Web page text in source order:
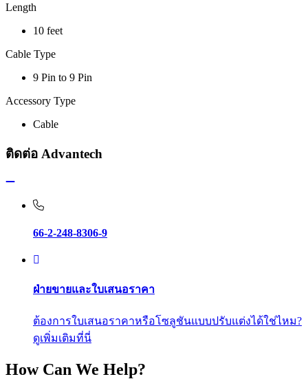
Length
10 feet
Cable Type
9 Pin to 9 Pin
Accessory Type
Cable
ติดต่อ Advantech
66-2-248-8306-9
ฝ่ายขายและใบเสนอราคา
ต้องการใบเสนอราคาหรือโซลูชันแบบปรับแต่งได้ใช่ไหม?
ดูเพิ่มเติมที่นี่
How Can We Help?